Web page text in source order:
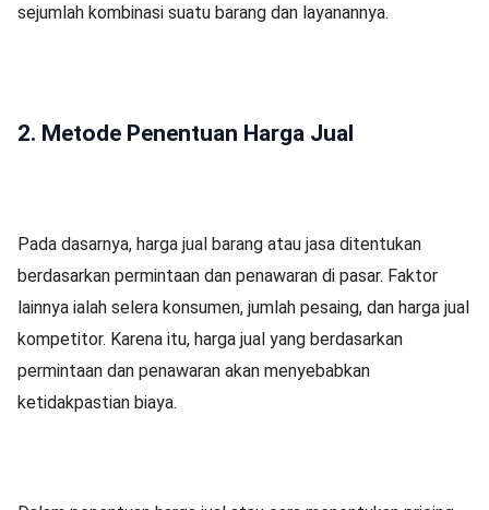
sejumlah kombinasi suatu barang dan layanannya.
2. Metode Penentuan Harga Jual
Pada dasarnya, harga jual barang atau jasa ditentukan
berdasarkan permintaan dan penawaran di pasar. Faktor
lainnya ialah selera konsumen, jumlah pesaing, dan harga jual
kompetitor. Karena itu, harga jual yang berdasarkan
permintaan dan penawaran akan menyebabkan
ketidakpastian biaya.